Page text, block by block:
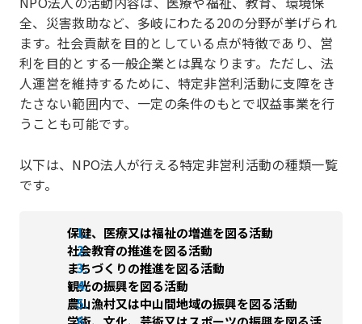
全、災害救助など、多岐にわたる20の分野が挙げられ
ます。社会貢献を目的としている点が特徴であり、営
利を目的とする一般企業とは異なります。ただし、法
人運営を維持するために、特定非営利活動に支障をき
たさない範囲内で、一定の条件のもとで収益事業を行
うことも可能です。
以下は、NPO法人が行える特定非営利活動の種類一覧
です。
保健、医療又は福祉の増進を図る活動
社会教育の推進を図る活動
まちづくりの推進を図る活動
観光の振興を図る活動
農山漁村又は中山間地域の振興を図る活動